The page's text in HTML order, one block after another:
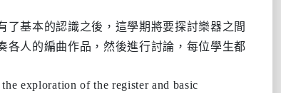
基本的認識之後，這學期將要探討樂器之間
各人的編曲作品，然後進行討論，每位學生都
exploration of the register and basic